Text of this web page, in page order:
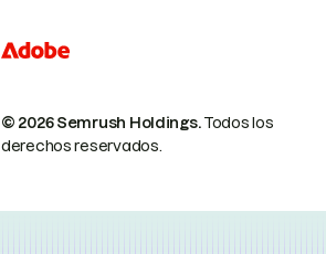
© 2026 Semrush Holdings.Todos los
derechos reservados.